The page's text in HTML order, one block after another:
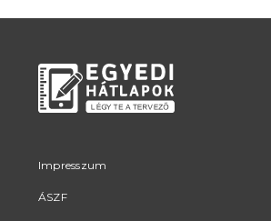
Impresszum
ÁSZF